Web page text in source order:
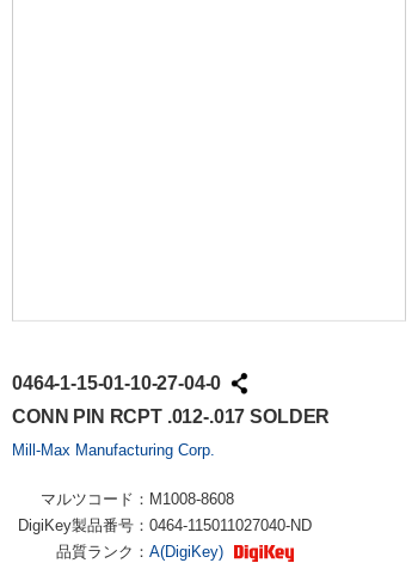
0464-1-15-01-10-27-04-0
CONN PIN RCPT .012-.017 SOLDER
Mill-Max Manufacturing Corp.
マルツコード： M1008-8608
DigiKey製品番号： 0464-115011027040-ND
品質ランク： A(DigiKey)